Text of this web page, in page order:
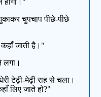
चुपचाप पीछे-पीछे
जाती है।"
लगा।
टेढ़ी-मेढ़ी राह से चला।
लिए जाते हो?"